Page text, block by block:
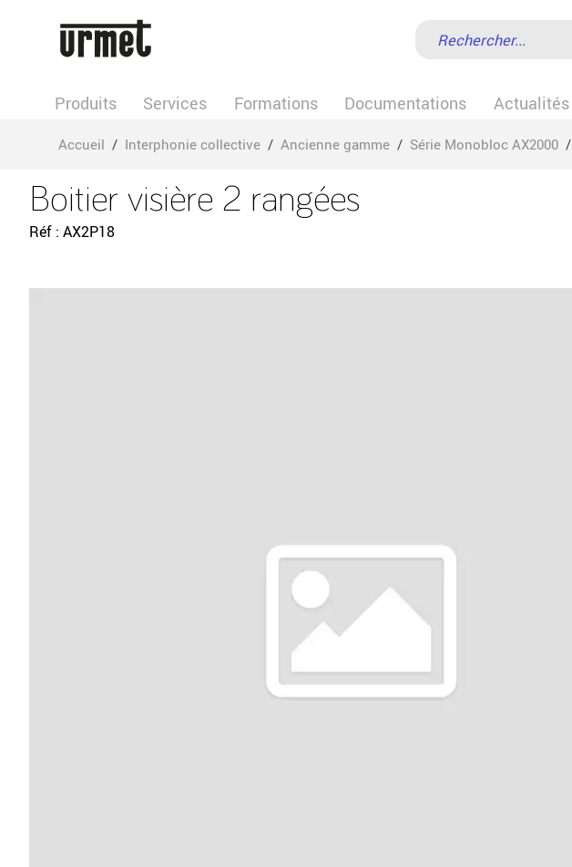
Produits Services Formations Documentations Actualités
Accueil / Interphonie collective / Ancienne gamme / Série Monobloc AX2000 /
Boitier visière 2 rangées
Réf AX2P18